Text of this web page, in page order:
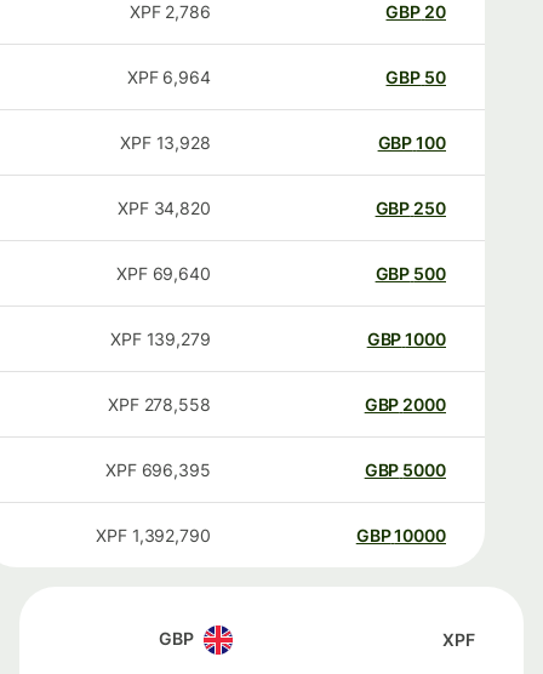
20
GBP
2,786
XPF
50
GBP
6,964
XPF
100
GBP
13,928
XPF
250
GBP
34,820
XPF
500
GBP
69,640
XPF
1000
GBP
139,279
XPF
2000
GBP
278,558
XPF
5000
GBP
696,395
XPF
10000
GBP
1,392,790
XPF
XPF
GBP